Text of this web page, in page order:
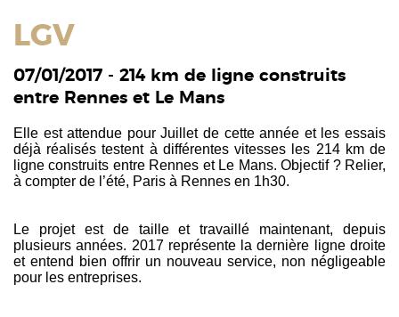
LGV
07/01/2017 - 214 km de ligne construits
entre Rennes et Le Mans
Elle est attendue pour Juillet de cette année et les essais
déjà réalisés testent à différentes vitesses les 214 km de
ligne construits entre Rennes et Le Mans. Objectif ? Relier,
à compter de l’été, Paris à Rennes en 1h30.
Le projet est de taille et travaillé maintenant, depuis
plusieurs années. 2017 représente la dernière ligne droite
et entend bien offrir un nouveau service, non négligeable
pour les entreprises.